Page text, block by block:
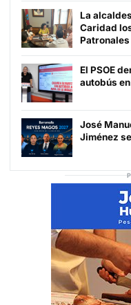
La
Caridad
Patronales
El PSOE
autobús
José
Jiménez